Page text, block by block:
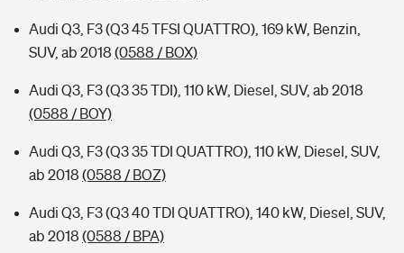
Audi Q3, F3 (Q3 45 TFSI QUATTRO), 169 kW, Benzin,
SUV, ab 2018 (0588 / BOX)
Audi Q3, F3 (Q3 35 TDI), 110 kW, Diesel, SUV, ab 2018
(0588 / BOY)
Audi Q3, F3 (Q3 35 TDI QUATTRO), 110 kW, Diesel, SUV,
ab 2018 (0588 / BOZ)
Audi Q3, F3 (Q3 40 TDI QUATTRO), 140 kW, Diesel, SUV,
ab 2018 (0588 / BPA)